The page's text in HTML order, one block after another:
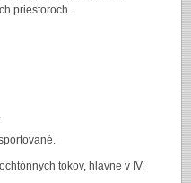
priestoroch.
tokov, hlavne v IV.